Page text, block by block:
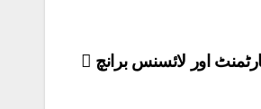
Post
اور لائسنس برانچ